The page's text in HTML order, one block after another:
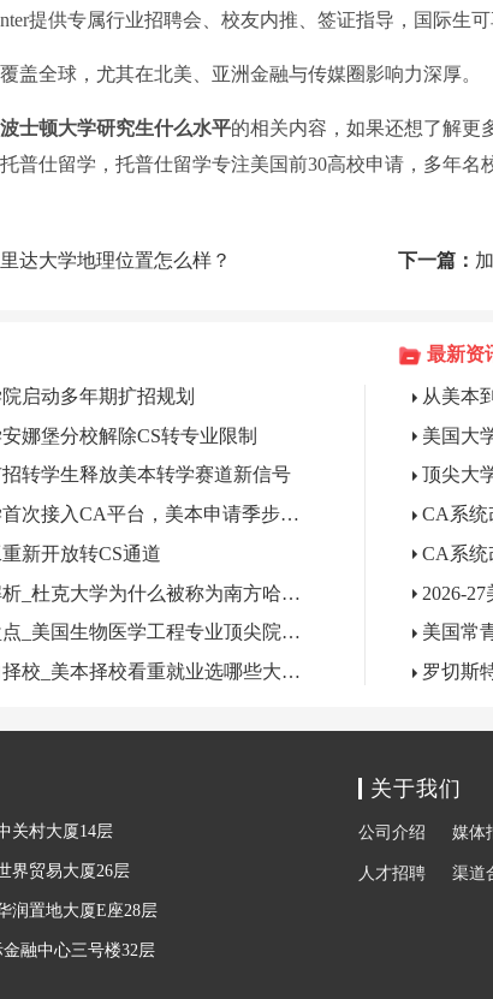
提供专属行业招聘会、校友内推、签证指导，国际生可
全球，尤其在北美、亚洲金融与传媒圈影响力深厚。
波士顿大学研究生什么水平的相关内容，如果还想了解更
普仕留学，托普仕留学专注美国前30高校申请，多年名
达大学地理位置怎么样？ 下一篇：
最新资
启动多年期扩招规划
娜堡分校解除CS转专业限制
转学生释放美本转学赛道新信号
乔治城大学首次接入CA平台，美本申请季步入规范新时代
新开放转CS通道
2026深度解析_杜克大学为什么被称为南方哈佛？
2026权威盘点_美国生物医学工程专业顶尖院校有哪些？
2026就业向择校_美本择校看重就业选哪些大学？
美国大
CA系统
CA系统
关村大厦14层
界贸易大厦26层
润置地大厦E座28层
融中心三号楼32层
关于我们
公司介绍 媒体
人才招聘 渠道